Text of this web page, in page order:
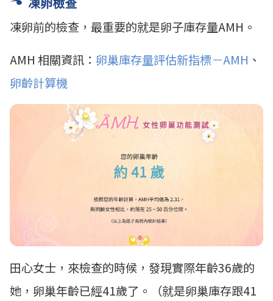
凍卵前的檢查，最重要的就是卵子庫存量AMH。
AMH 相關資訊： 卵巢庫存量評估新指標－AMH 、
卵齡計算機
田心女士，來檢查的時候，發現實際年齡36歲的
她，卵巢年齡已經41歲了。（就是卵巢庫存跟41